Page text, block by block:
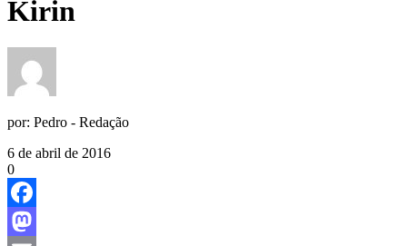
Kirin
por: Pedro - Redação
6 de abril de 2016
0
Facebook